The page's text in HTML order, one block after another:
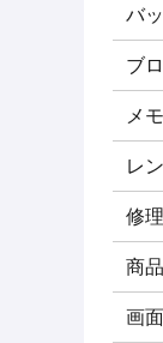
バ
ブ
メ
レ
修
商
画